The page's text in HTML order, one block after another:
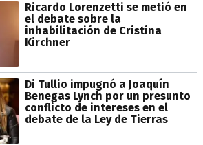
Ricardo Lorenzetti se metió en
el debate sobre la
inhabilitación de Cristina
Kirchner
Di Tullio impugnó a Joaquín
Benegas Lynch por un presunto
conflicto de intereses en el
debate de la Ley de Tierras